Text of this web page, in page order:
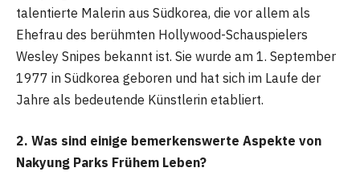
talentierte Malerin aus Südkorea, die vor allem als
Ehefrau des berühmten Hollywood-Schauspielers
Wesley Snipes bekannt ist. Sie wurde am 1. September
1977 in Südkorea geboren und hat sich im Laufe der
Jahre als bedeutende Künstlerin etabliert.
2. Was sind einige bemerkenswerte Aspekte von
Nakyung Parks Frühem Leben?